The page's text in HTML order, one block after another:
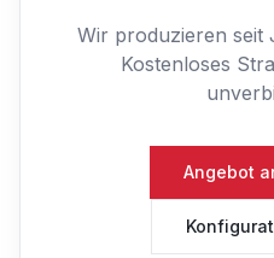
Wir produzieren seit
Kostenloses
Angebot